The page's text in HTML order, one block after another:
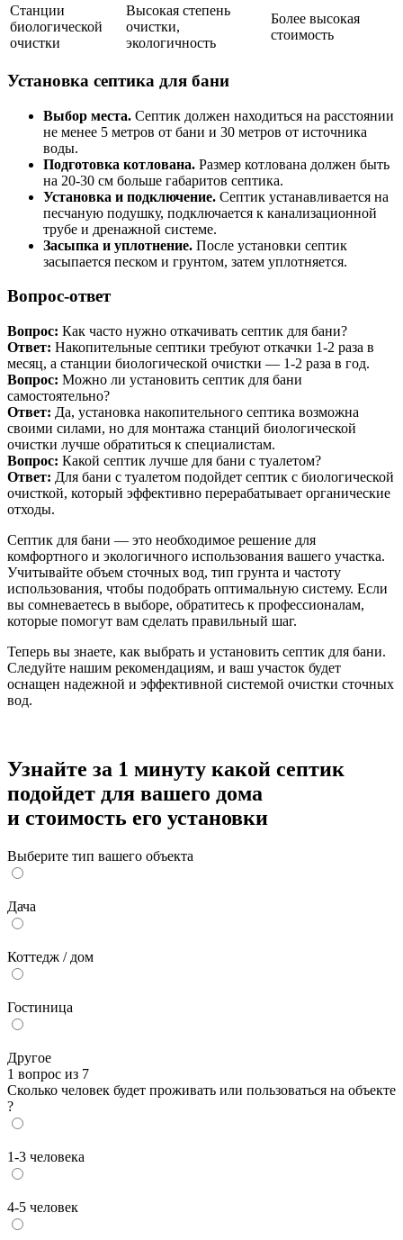
Станции
биологической
очистки
Высокая степень
очистки,
экологичность
Более высокая
стоимость
Установка септика для бани
Выбор места. Септик должен находиться на расстоянии
не менее 5 метров от бани и 30 метров от источника
воды.
Подготовка котлована. Размер котлована должен быть
на 20-30 см больше габаритов септика.
Установка и подключение. Септик устанавливается на
песчаную подушку, подключается к канализационной
трубе и дренажной системе.
Засыпка и уплотнение. После установки септик
засыпается песком и грунтом, затем уплотняется.
Вопрос-ответ
Вопрос: Как часто нужно откачивать септик для бани?
Ответ: Накопительные септики требуют откачки 1-2 раза в
месяц, а станции биологической очистки — 1-2 раза в год.
Вопрос: Можно ли установить септик для бани
самостоятельно?
Ответ: Да, установка накопительного септика возможна
своими силами, но для монтажа станций биологической
очистки лучше обратиться к специалистам.
Вопрос: Какой септик лучше для бани с туалетом?
Ответ: Для бани с туалетом подойдет септик с биологической
очисткой, который эффективно перерабатывает органические
отходы.
Септик для бани — это необходимое решение для
комфортного и экологичного использования вашего участка.
Учитывайте объем сточных вод, тип грунта и частоту
использования, чтобы подобрать оптимальную систему. Если
вы сомневаетесь в выборе, обратитесь к профессионалам,
которые помогут вам сделать правильный шаг.
Теперь вы знаете, как выбрать и установить септик для бани.
Следуйте нашим рекомендациям, и ваш участок будет
оснащен надежной и эффективной системой очистки сточных
вод.
Узнайте за 1 минуту какой септик
подойдет для вашего дома
и стоимость его установки
Выберите тип вашего объекта
Дача
Коттедж / дом
Гостиница
Другое
1 вопрос из 7
Сколько человек будет проживать или пользоваться на объекте
?
1-3 человека
4-5 человек